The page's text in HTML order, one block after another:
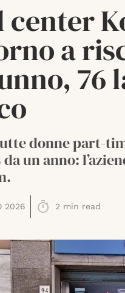
center
a
76
donne part-
da un anno:
2026 2 min read